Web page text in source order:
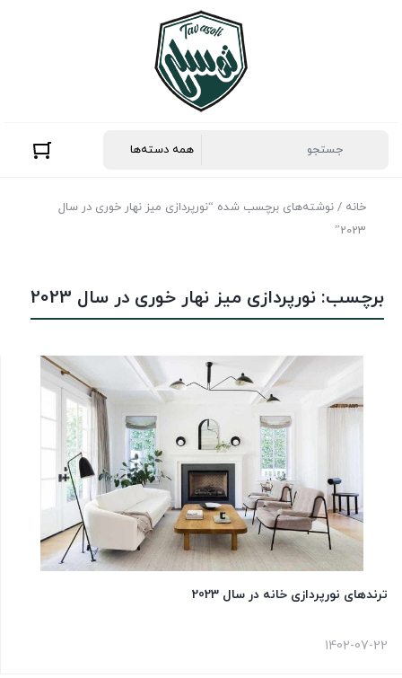
خانه / نوشته‌های برچسب شده “نورپردازی میز نهار خوری در سال
2023”
برچسب: نورپردازی میز نهار خوری در سال 2023
ترندهای نورپردازی خانه در سال 2023
1402-07-22